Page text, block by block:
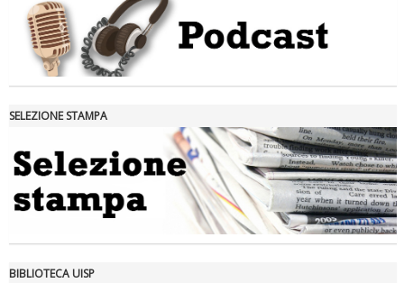
Tiziano Pesce nel Cda di Fondazione Terzjus: prima riunione a
SELEZIONE STAMPA
BIBLIOTECA UISP